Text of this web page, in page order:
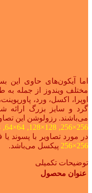
اما آیکون‌های حاوی این
مختلف ویندوز از جمله به
اوپرا، اکسل، ورد،
گرد و سایز بزرگ ارائه
می‌باشند. رزولوشن این
256×256, 128×128, 64×64, 48×48, 32×32, 16×16
در مورد تصاویر با پسوند
256×256
پیکسل می‌باشد.
توضیحات تکمیلی
عنوان محصول